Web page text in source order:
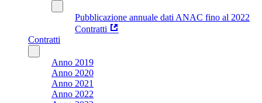
Pubblicazione annuale dati ANAC fino al 2022
Contratti
Contratti
Anno 2019
Anno 2020
Anno 2021
Anno 2022